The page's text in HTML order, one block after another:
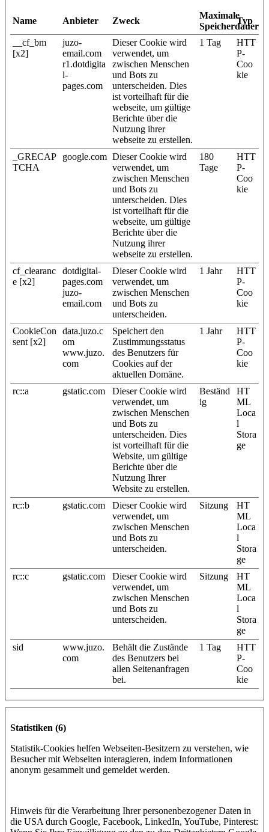
Name Anbieter Zweck
Maximale
Speicherdauer
Typ
__cf_bm
[x2]
juzo-
email.com
r1.dotdigita
l-
pages.com
Dieser Cookie wird
verwendet, um
zwischen Menschen
und Bots zu
unterscheiden. Dies
ist vorteilhaft für die
webseite, um gültige
Berichte über die
Nutzung ihrer
webseite zu erstellen.
1 Tag
HTT
P-
Coo
kie
_GRECAP
TCHA
google.com Dieser Cookie wird
verwendet, um
zwischen Menschen
und Bots zu
unterscheiden. Dies
ist vorteilhaft für die
webseite, um gültige
Berichte über die
Nutzung ihrer
webseite zu erstellen.
180
Tage
HTT
P-
Coo
kie
cf_clearanc
e [x2]
dotdigital-
pages.com
juzo-
email.com
Dieser Cookie wird
verwendet, um
zwischen Menschen
und Bots zu
unterscheiden.
1 Jahr
HTT
P-
Coo
kie
CookieCon
sent [x2]
data.juzo.c
om
www.juzo.
com
Speichert den
Zustimmungsstatus
des Benutzers für
Cookies auf der
aktuellen Domäne.
1 Jahr
HTT
P-
Coo
kie
rc::a gstatic.com
Dieser Cookie wird
verwendet, um
zwischen Menschen
und Bots zu
unterscheiden. Dies
ist vorteilhaft für die
Website, um gültige
Berichte über die
Nutzung Ihrer
Website zu erstellen.
Beständ
ig
HT
ML
Loca
l
Stora
ge
rc::b gstatic.com
Dieser Cookie wird
verwendet, um
zwischen Menschen
und Bots zu
unterscheiden.
Sitzung
HT
ML
Loca
l
Stora
ge
rc::c
gstatic.com
Dieser Cookie wird
verwendet, um
zwischen Menschen
und Bots zu
unterscheiden.
Sitzung
HT
ML
Loca
l
Stora
ge
sid
www.juzo.
com
Behält die Zustände
des Benutzers bei
allen Seitenanfragen
bei.
1 Tag
HTT
P-
Coo
kie
Statistiken (6)
Statistik-Cookies helfen Webseiten-Besitzern zu verstehen, wie
Besucher mit Webseiten interagieren, indem Informationen
anonym gesammelt und gemeldet werden.
Hinweis für die Verarbeitung Ihrer personenbezogener Daten in
die USA durch Google, Facebook, LinkedIn, YouTube, Pinterest: